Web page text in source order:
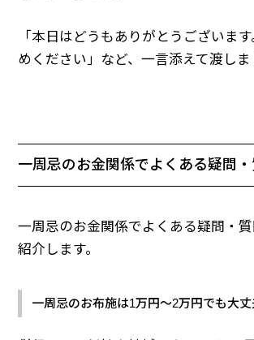
「本日はどうもありがとうございま
めください」など、一言添えて渡しま
一周忌のお金関係でよくある疑問・
一周忌のお金関係でよくある疑問・
紹介します。
一周忌のお布施は1万円～2万円でも大丈